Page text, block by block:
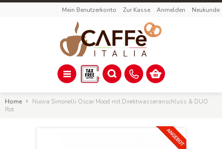
Mein Benutzerkonto Zur Kasse Anmelden Neukunde
Home
Nuova Simonelli Oscar Mood mit Direktwasseranschluss & DUO
Rot